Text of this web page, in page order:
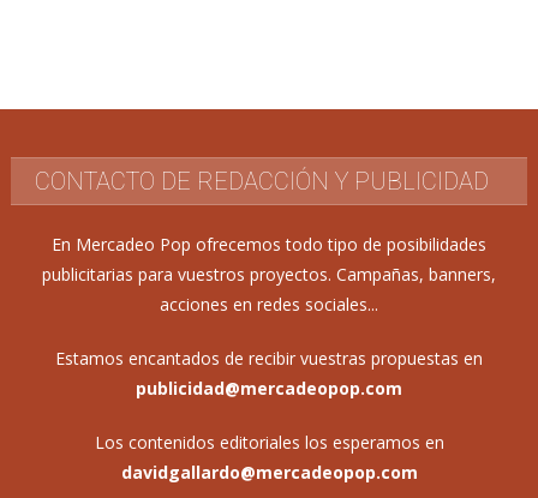
CONTACTO DE REDACCIÓN Y PUBLICIDAD
En Mercadeo Pop ofrecemos todo tipo de posibilidades
publicitarias para vuestros proyectos. Campañas, banners,
acciones en redes sociales...
Estamos encantados de recibir vuestras propuestas en
publicidad@mercadeopop.com
Los contenidos editoriales los esperamos en
davidgallardo@mercadeopop.com